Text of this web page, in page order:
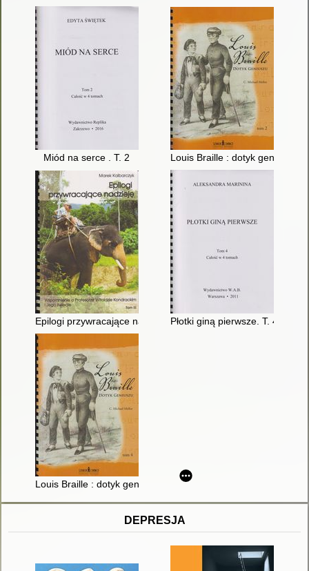
Miód na serce . T. 2 Louis Braille : dotyk geniuszu.
Epilogi przywracające nadzieję : wspomnienie o profesorze
Płotki giną pierwsze. T. 4
Louis Braille : dotyk geniuszu. T. 4
DEPRESJA